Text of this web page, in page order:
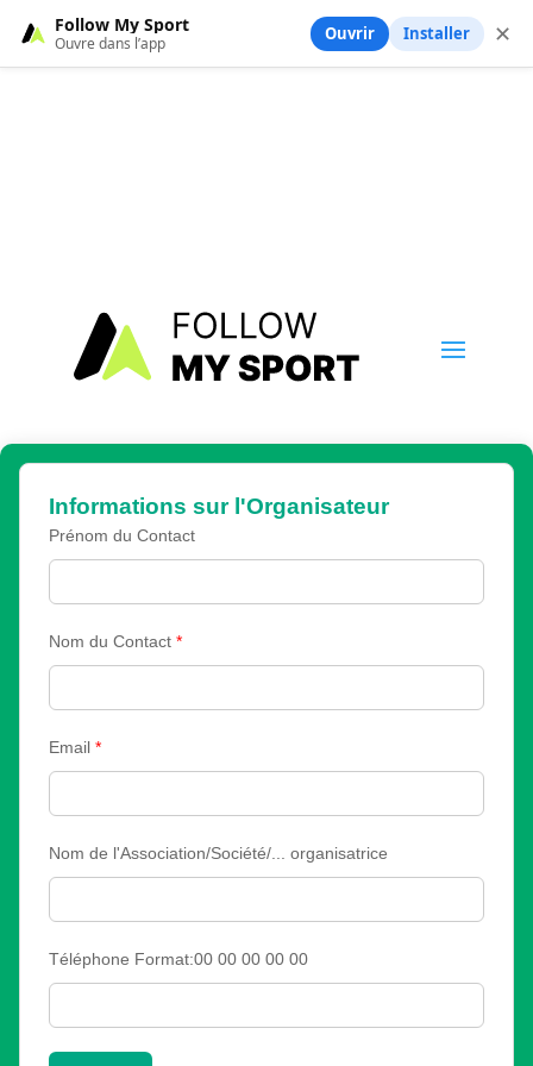
Informations sur l'Organisateur
Prénom du Contact
Nom du Contact *
Email *
Nom de l'Association/Société/... organisatrice
Téléphone Format:00 00 00 00 00
Follow My Sport
Ouvre dans l’app Ouvrir Installer ✕